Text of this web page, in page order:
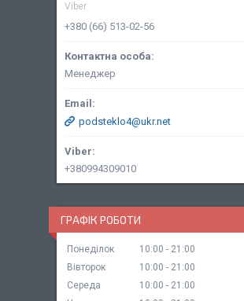
Viber
+380 (66) 513-02-56
Менеджер
podsteklo4@ukr.net
+380994309010
ГРАФІК РОБОТИ
Понеділок 10:00
21:00
Вівторок
10:00
21:00
Середа
10:00
21:00